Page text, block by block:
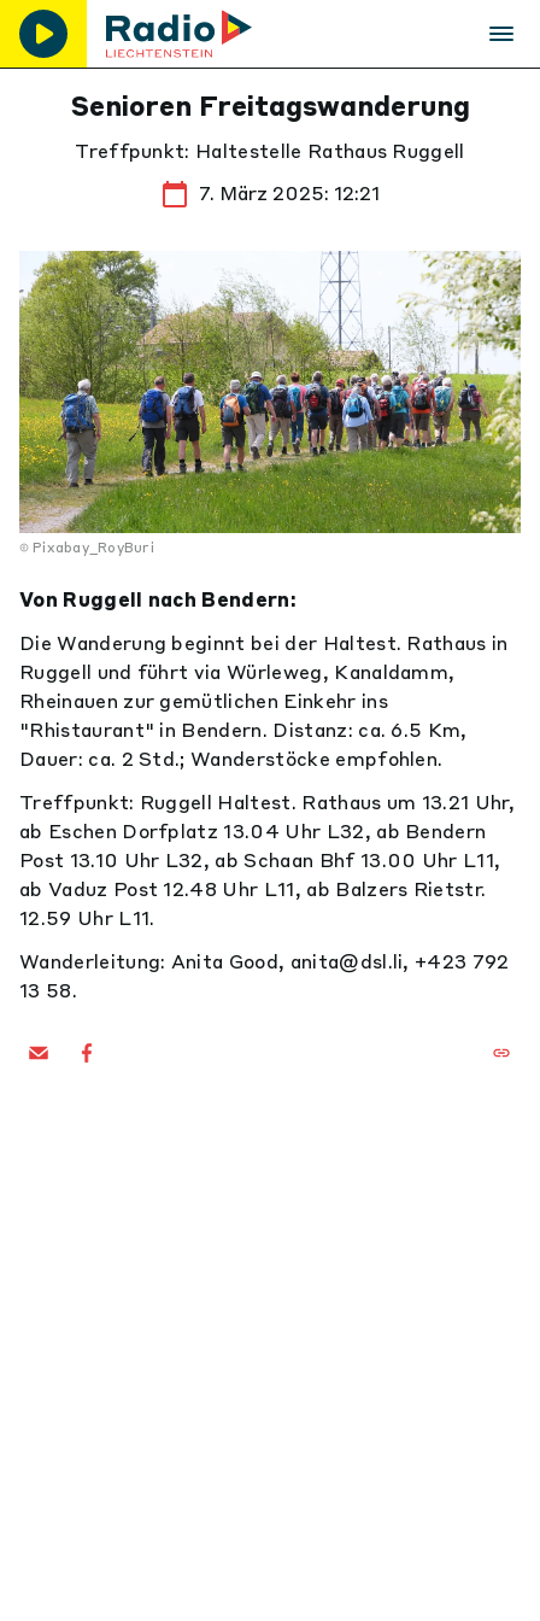
Pixabay_RoyBuri
Senioren Freitagswanderung
Treffpunkt: Haltestelle Rathaus Ruggell
7. März 2025: 12:21
Von Ruggell nach Bendern:
Die Wanderung beginnt bei der Haltest. Rathaus in
Ruggell und führt via Würleweg, Kanaldamm,
Rheinauen zur gemütlichen Einkehr ins
"Rhistaurant" in Bendern. Distanz: ca. 6.5 Km,
Dauer: ca. 2 Std.; Wanderstöcke empfohlen.
Treffpunkt: Ruggell Haltest. Rathaus um 13.21 Uhr,
ab Eschen Dorfplatz 13.04 Uhr L32, ab Bendern
Post 13.10 Uhr L32, ab Schaan Bhf 13.00 Uhr L11,
ab Vaduz Post 12.48 Uhr L11, ab Balzers Rietstr.
12.59 Uhr L11.
Wanderleitung: Anita Good, anita@dsl.li, +423 792
13 58.